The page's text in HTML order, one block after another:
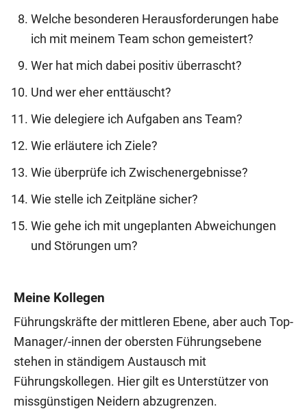
Welche besonderen Herausforderungen habe
ich mit meinem Team schon gemeistert?
Wer hat mich dabei positiv überrascht?
Und wer eher enttäuscht?
Wie delegiere ich Aufgaben ans Team?
Wie erläutere ich Ziele?
Wie überprüfe ich Zwischenergebnisse?
Wie stelle ich Zeitpläne sicher?
Wie gehe ich mit ungeplanten Abweichungen
und Störungen um?
Meine Kollegen
Führungskräfte der mittleren Ebene, aber auch Top-
Manager/-innen der obersten Führungsebene
stehen in ständigem Austausch mit
Führungskollegen. Hier gilt es Unterstützer von
missgünstigen Neidern abzugrenzen.